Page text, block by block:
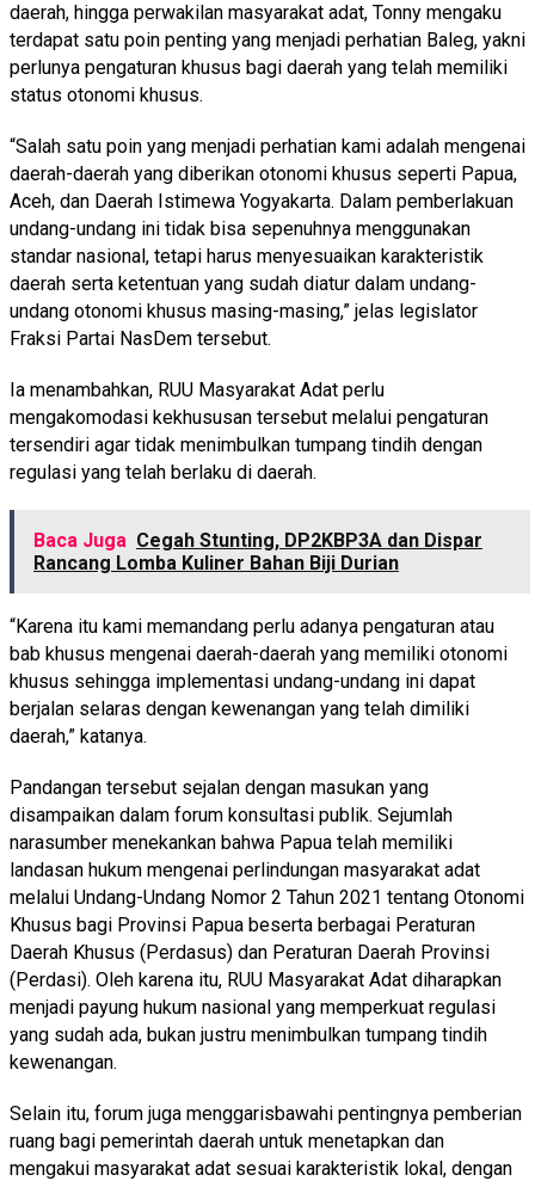
daerah, hingga perwakilan masyarakat adat, Tonny mengaku
terdapat satu poin penting yang menjadi perhatian Baleg, yakni
perlunya pengaturan khusus bagi daerah yang telah memiliki
status otonomi khusus.
“Salah satu poin yang menjadi perhatian kami adalah mengenai
daerah-daerah yang diberikan otonomi khusus seperti Papua,
Aceh, dan Daerah Istimewa Yogyakarta. Dalam pemberlakuan
undang-undang ini tidak bisa sepenuhnya menggunakan
standar nasional, tetapi harus menyesuaikan karakteristik
daerah serta ketentuan yang sudah diatur dalam undang-
undang otonomi khusus masing-masing,” jelas legislator
Fraksi Partai NasDem tersebut.
Ia menambahkan, RUU Masyarakat Adat perlu
mengakomodasi kekhususan tersebut melalui pengaturan
tersendiri agar tidak menimbulkan tumpang tindih dengan
regulasi yang telah berlaku di daerah.
Baca Juga Cegah Stunting, DP2KBP3A dan Dispar
Rancang Lomba Kuliner Bahan Biji Durian
“Karena itu kami memandang perlu adanya pengaturan atau
bab khusus mengenai daerah-daerah yang memiliki otonomi
khusus sehingga implementasi undang-undang ini dapat
berjalan selaras dengan kewenangan yang telah dimiliki
daerah,” katanya.
Pandangan tersebut sejalan dengan masukan yang
disampaikan dalam forum konsultasi publik. Sejumlah
narasumber menekankan bahwa Papua telah memiliki
landasan hukum mengenai perlindungan masyarakat adat
melalui Undang-Undang Nomor 2 Tahun 2021 tentang Otonomi
Khusus bagi Provinsi Papua beserta berbagai Peraturan
Daerah Khusus (Perdasus) dan Peraturan Daerah Provinsi
(Perdasi). Oleh karena itu, RUU Masyarakat Adat diharapkan
menjadi payung hukum nasional yang memperkuat regulasi
yang sudah ada, bukan justru menimbulkan tumpang tindih
kewenangan.
Selain itu, forum juga menggarisbawahi pentingnya pemberian
ruang bagi pemerintah daerah untuk menetapkan dan
mengakui masyarakat adat sesuai karakteristik lokal, dengan